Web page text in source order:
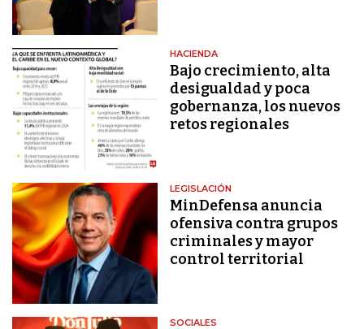
HACIENDA
Bajo crecimiento, alta
desigualdad y poca
gobernanza, los nuevos
retos regionales
LEGISLACIÓN
MinDefensa anuncia
ofensiva contra grupos
criminales y mayor
control territorial
SOCIALES